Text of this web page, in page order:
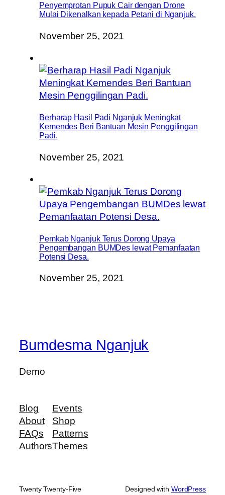
Penyemprotan Pupuk Cair dengan Drone
Mulai Dikenalkan kepada Petani di Nganjuk.
November 25, 2021
Berharap Hasil Padi Nganjuk Meningkat
Kemendes Beri Bantuan Mesin Penggilingan
Padi.
November 25, 2021
Pemkab Nganjuk Terus Dorong Upaya
Pengembangan BUMDes lewat Pemanfaatan
Potensi Desa.
November 25, 2021
Bumdesma Nganjuk
Demo
Blog
About
FAQs
Authors
Events
Shop
Patterns
Themes
Twenty Twenty-Five Designed with WordPress